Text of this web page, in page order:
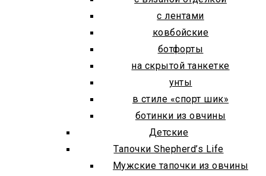
с лентами
ковбойские
ботфорты
на скрытой танкетке
унты
в стиле «спорт шик»
ботинки из овчины
Детские
Тапочки Shepherd’s Life
Мужские тапочки из овчины